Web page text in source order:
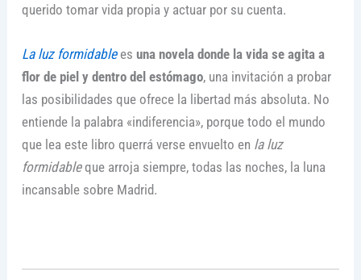
querido tomar vida propia y actuar por su cuenta.
La luz formidable es una novela donde la vida se agita a
flor de piel y dentro del estómago, una invitación a probar
las posibilidades que ofrece la libertad más absoluta. No
entiende la palabra «indiferencia», porque todo el mundo
que lea este libro querrá verse envuelto en la luz
formidableque arroja siempre, todas las noches, la luna
incansable sobre Madrid.